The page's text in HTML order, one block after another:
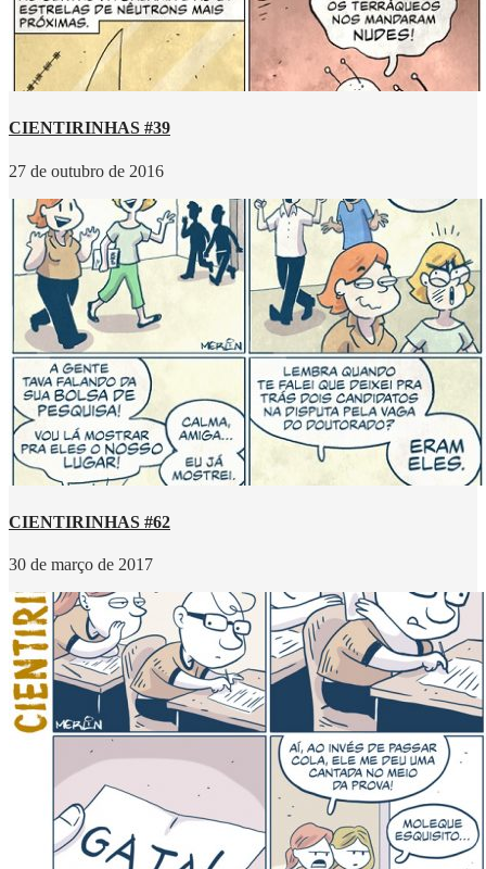
CIENTIRINHAS #39
27 de outubro de 2016
CIENTIRINHAS #62
30 de março de 2017